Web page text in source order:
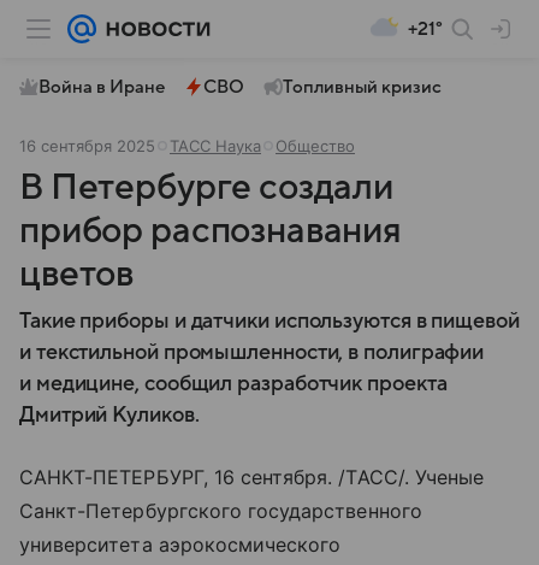
+21°
Война в Иране СВО Топливный кризис
16 сентября 2025 ТАСС Наука Общество
В Петербурге создали
прибор распознавания
цветов
Такие приборы и датчики используются в пищевой
и текстильной промышленности, в полиграфии
и медицине, сообщил разработчик проекта
Дмитрий Куликов.
САНКТ-ПЕТЕРБУРГ, 16 сентября. /ТАСС/. Ученые
Санкт-Петербургского государственного
университета аэрокосмического